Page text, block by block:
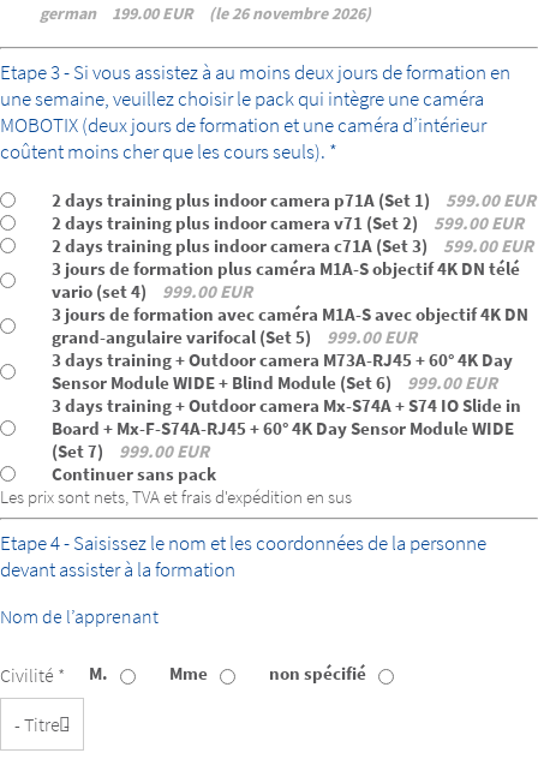
german
199.00 EUR le 26 novembre 2026
bundle
Etape 3 - Si vous assistez à au moins deux jours de formation en
une semaine, veuillez choisir le pack qui intègre une caméra
MOBOTIX (deux jours de formation et une caméra d’intérieur
coûtent moins cher que les cours seuls). *
2 days training plus indoor camera p71A (Set 1)
599.00 EUR
2 days training plus indoor camera v71 (Set 2)
599.00 EUR
2 days training plus indoor camera c71A (Set 3)
599.00 EUR
3 jours de formation plus caméra M1A-S objectif 4K DN télé
vario (set 4)
999.00 EUR
3 jours de formation avec caméra M1A-S avec objectif 4K DN
grand-angulaire varifocal (Set 5)
999.00 EUR
3 days training + Outdoor camera M73A-RJ45 + 60° 4K Day
Sensor Module WIDE + Blind Module (Set 6)
999.00 EUR
3 days training + Outdoor camera Mx-S74A + S74 IO Slide in
Board + Mx-F-S74A-RJ45 + 60° 4K Day Sensor Module WIDE
(Set 7)
999.00 EUR
Continuer sans pack
Les prix sont nets, TVA et frais d'expédition en sus
Etape 4 - Saisissez le nom et les coordonnées de la personne
devant assister à la formation
Nom de l’apprenant
Civilité * M. Mme non spécifié